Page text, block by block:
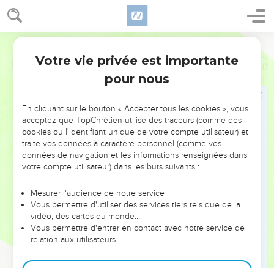
NE MANQUEZ PAS L’ÉVÉNEMENT
DE L’ANNÉE !
ET SI LEURS ERREURS POUVAIENT VOUS ÉVITER LES
VOTRES ?
leur foi ou leur vision. Mais on voit moins les doutes, les erreurs
et les saisons difficiles qu'ils ont traversés, alors même que ce
sont elles qui les ont façonnés.
Dans cette conférence, leaders, entrepreneurs, et responsables
Psaumes 10
Votre vie privée est importante
pour nous
En cliquant sur le bouton « Accepter tous les cookies », vous
acceptez que TopChrétien utilise des traceurs (comme des
cookies ou l'identifiant unique de votre compte utilisateur) et
traite vos données à caractère personnel (comme vos
données de navigation et les informations renseignées dans
votre compte utilisateur) dans les buts suivants :
Mesurer l'audience de notre service
Vous permettre d'utiliser des services tiers tels que de la
vidéo, des cartes du monde…
Vous permettre d'entrer en contact avec notre service de
relation aux utilisateurs.